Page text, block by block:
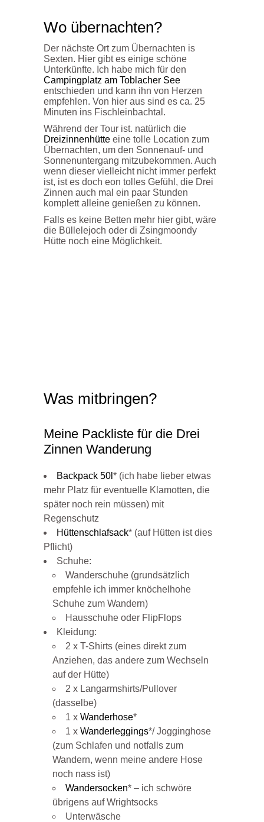
Wo übernachten?
Der nächste Ort zum Übernachten is
Sexten. Hier gibt es einige schöne
Unterkünfte. Ich habe mich für den
Campingplatz am Toblacher See
entschieden und kann ihn von Herzen
empfehlen. Von hier aus sind es ca. 25
Minuten ins Fischleinbachtal.
Während der Tour ist. natürlich die
Dreizinnenhütte eine tolle Location zum
Übernachten, um den Sonnenauf- und
Sonnenuntergang mitzubekommen. Auch
wenn dieser vielleicht nicht immer perfekt
ist, ist es doch eon tolles Gefühl, die Drei
Zinnen auch mal ein paar Stunden
komplett alleine genießen zu können.
Falls es keine Betten mehr hier gibt, wäre
die Büllelejoch oder di Zsingmoondy
Hütte noch eine Möglichkeit.
Was mitbringen?
Meine Packliste für die Drei
Zinnen Wanderung
Backpack 50l * (ich habe lieber etwas
mehr Platz für eventuelle Klamotten, die
später noch rein müssen) mit
Regenschutz
Hüttenschlafsack* (auf Hütten ist dies
Pflicht)
Schuhe:
Wanderschuhe (grundsätzlich
empfehle ich immer knöchelhohe
Schuhe zum Wandern)
Hausschuhe oder FlipFlops
Kleidung:
2 x T-Shirts (eines direkt zum
Anziehen, das andere zum Wechseln
auf der Hütte)
2 x Langarmshirts/Pullover
(dasselbe)
1 x Wanderhose*
1 x Wanderleggings*/ Jogginghose
(zum Schlafen und notfalls zum
Wandern, wenn meine andere Hose
noch nass ist)
Wandersocken* – ich schwöre
übrigens auf Wrightsocks
Unterwäsche